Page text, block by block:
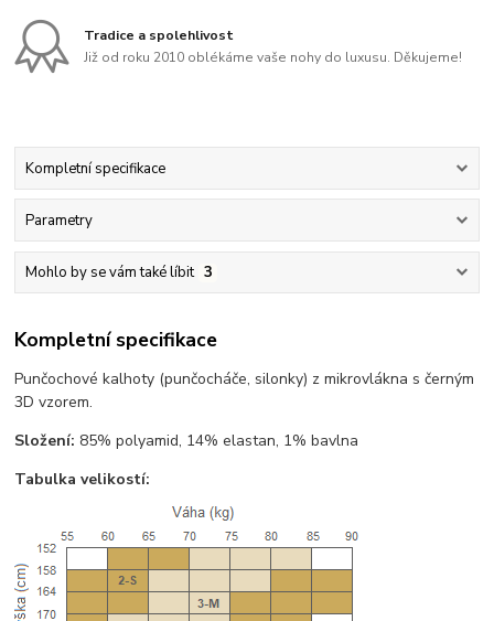
Tradice a spolehlivost
Již od roku 2010 oblékáme vaše nohy do luxusu. Děkujeme!
Kompletní specifikace
Parametry
Mohlo by se vám také líbit 3
Kompletní specifikace
Punčochové kalhoty (punčocháče, silonky) z mikrovlákna s černým
3D vzorem.
Složení: 85% polyamid, 14% elastan, 1% bavlna
Tabulka velikostí: